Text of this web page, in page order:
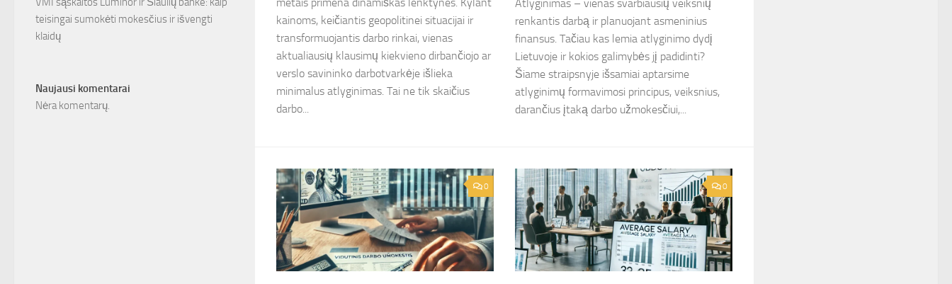
kainoms, keičiantis geopolitinei situacijai ir
transformuojantis darbo rinkai, vienas
aktualiausių klausimų kiekvieno dirbančiojo ar
verslo savininko darbotvarkėje išlieka
minimalus atlyginimas. Tai ne tik skaičius
darbo...
Atlyginimas – vienas svarbiausių veiksnių
renkantis darbą ir planuojant asmeninius
finansus. Tačiau kas lemia atlyginimo dydį
Lietuvoje ir kokios galimybės jį padidinti?
Šiame straipsnyje išsamiai aptarsime
atlyginimų formavimosi principus, veiksnius,
darančius įtaką darbo užmokesčiui,...
0 0
teisingai sumokėti mokesčius ir išvengti
klaidų
Naujausi komentarai
Nėra komentarų.